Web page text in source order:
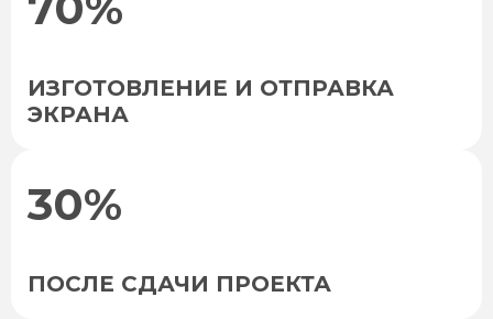
ИЗГОТОВЛЕНИЕ И ОТПРАВКА
ЭКРАНА
30%
ПОСЛЕ СДАЧИ ПРОЕКТА